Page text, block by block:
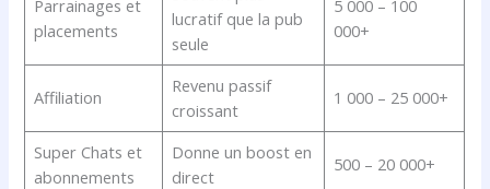
Parrainages et
placements
lucratif que la pub
seule
5 000 – 100
000+
Affiliation
Revenu passif
croissant
1 000 – 25 000+
Super Chats et
abonnements
Donne un boost en
direct
500 – 20 000+